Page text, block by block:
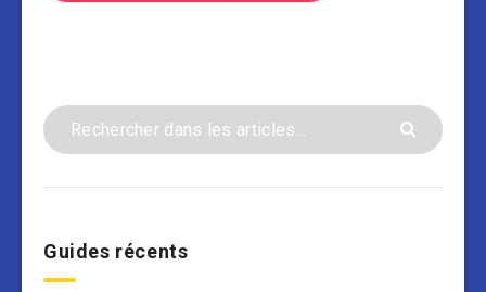
Guides récents